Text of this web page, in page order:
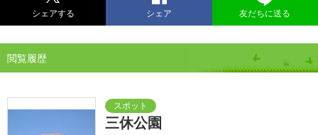
シェアする シェア 友だちに送る
閲覧履歴
三休公園